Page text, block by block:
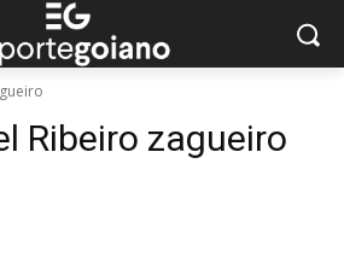
Ribeiro zagueiro